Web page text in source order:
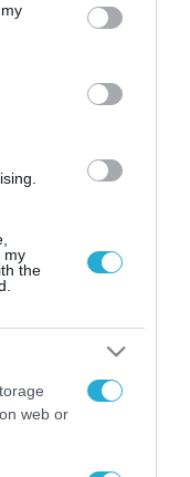
You may click to
third-party tags to
in below Google
my
the
web or